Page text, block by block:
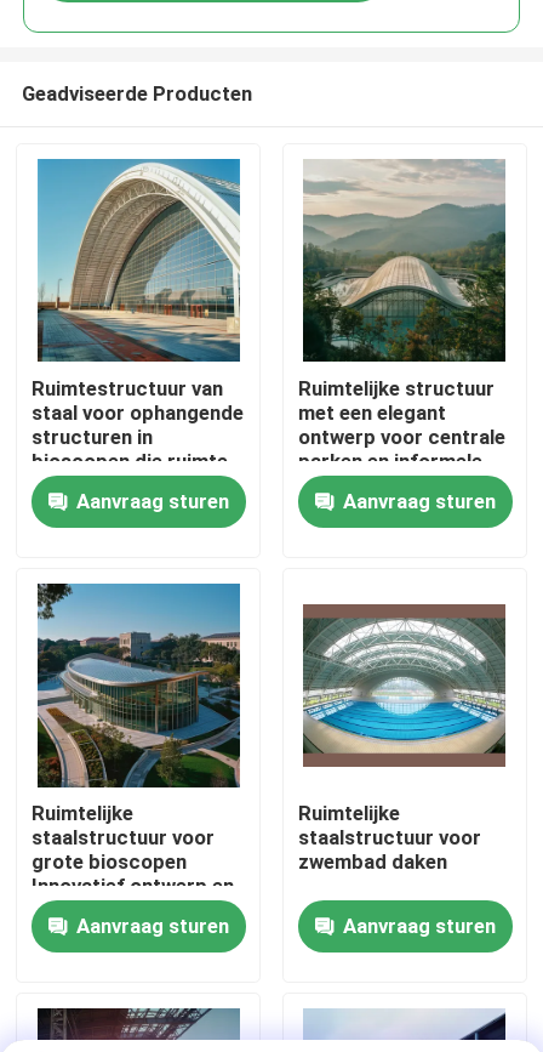
Huis
Producten
Ongeveer ons
Fabrieksreis
Kwaliteitscontrole
Contacteer ons
Nieuws
Gevallen
Ruimtekaderbundel
Geadviseerde Producten
Ruimtestructuur van
staal voor ophangende
structuren in
bioscopen die ruimte
en geluidskwaliteit
maximaliseren
Aanvraag sturen
Ruimtelijke structuur
met een elegant
ontwerp voor centrale
parken en informele
faciliteiten Duurzame
en veelzijdige stalen
gebouwen
Aanvraag sturen
Ruimtelijke
staalstructuur voor
grote bioscopen
Innovatief ontwerp en
structurele integriteit
Aanvraag sturen
Ruimtelijke
staalstructuur voor
zwembad daken
Aanvraag sturen